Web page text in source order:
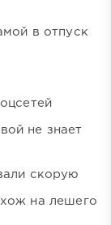
в отпуск
не знает
скорую
на лешего